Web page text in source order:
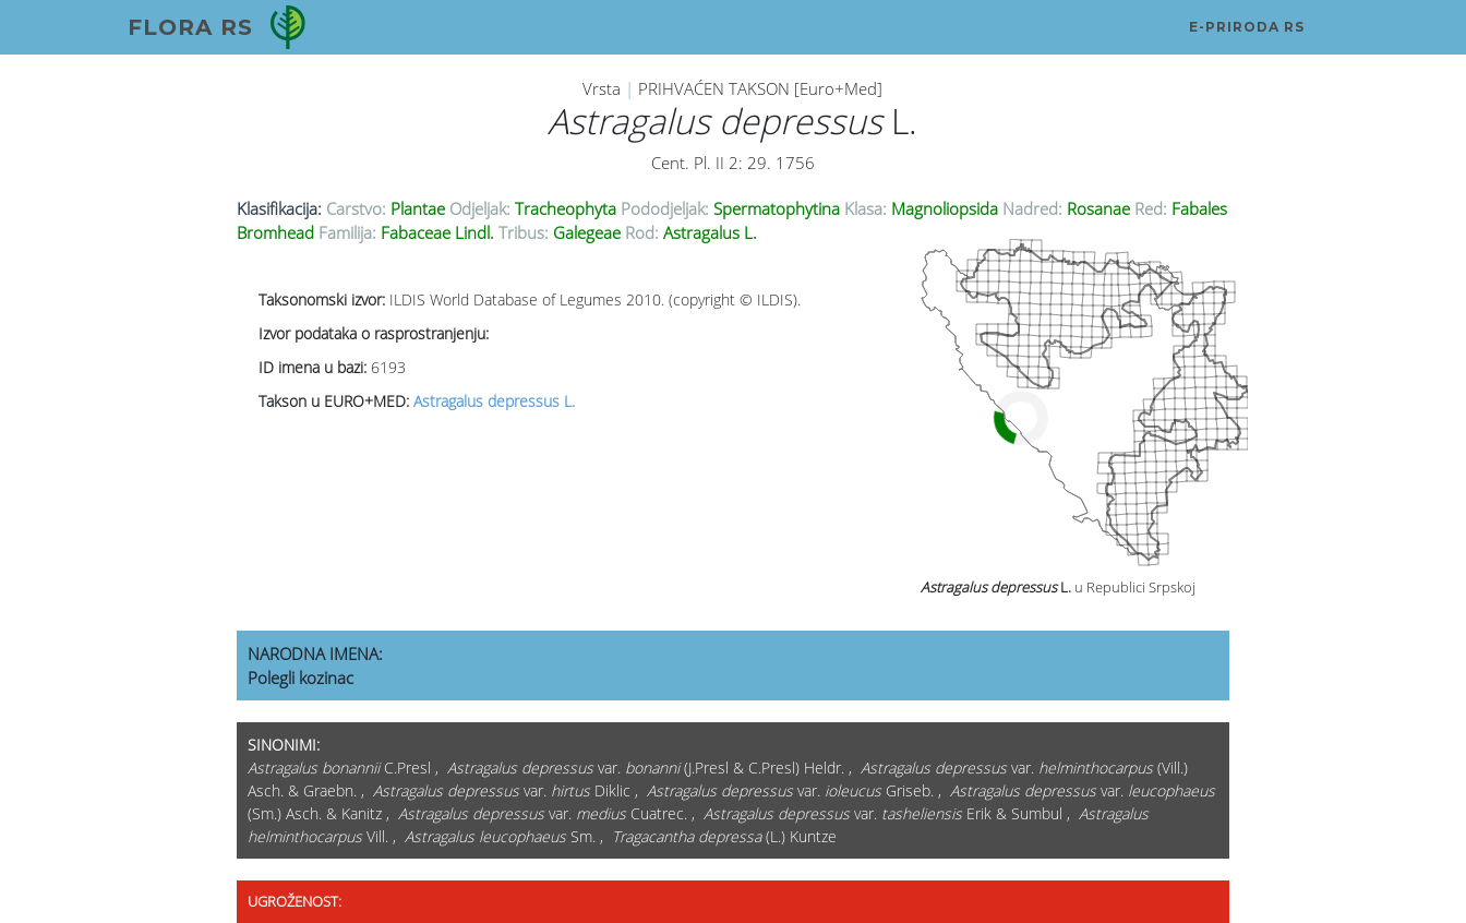
FLORA RS E-PRIRODA RS
Vrsta | PRIHVAĆEN TAKSON [Euro+Med]
Astragalus depressusL.
Cent. Pl. II 2: 29. 1756
Klasifikacija: Carstvo: Plantae Odjeljak: Tracheophyta Pododjeljak: Spermatophytina Klasa: Magnoliopsida Nadred: Rosanae Red: Fabales
Bromhead Familija: Fabaceae Lindl. Tribus: Galegeae Rod: Astragalus L.
Taksonomski izvor: ILDIS World Database of Legumes 2010. (copyright © ILDIS).
Izvor podataka o rasprostranjenju:
ID imena u bazi: 6193
Takson u EURO+MED: Astragalus depressus L.
Astragalus depressusL. u Republici Srpskoj
NARODNA IMENA:
Polegli kozinac
SINONIMI:
Astragalus bonanniiC.Presl , Astragalus depressusvar. bonanni(J.Presl & C.Presl) Heldr. , Astragalus depressusvar. helminthocarpus(Vill.)
Asch. & Graebn. , Astragalus depressusvar. hirtusDiklic , Astragalus depressusvar. ioleucusGriseb. , Astragalus depressusvar. leucophaeus
(Sm.) Asch. & Kanitz , Astragalus depressusvar. mediusCuatrec. , Astragalus depressusvar. tasheliensisErik & Sumbul , Astragalus
helminthocarpusVill. , Astragalus leucophaeusSm. , Tragacantha depressa(L.) Kuntze
UGROŽENOST: